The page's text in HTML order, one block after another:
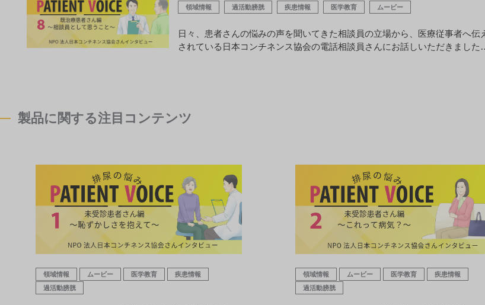
領域情報 過活動膀胱 疾患情報 医学教育 ムービー
日々、患者さんの悩みの声を聞いてきた相談員の立場から、医療従事者へ
されている日本コンチネンス協会の電話相談員さんにお話しいただきました
製品に関する注目コンテンツ
領域情報 ムービー 医学教育
疾患情報
過活動膀胱
領域情報 ムービー 医学教育
疾患情報
過活動膀胱